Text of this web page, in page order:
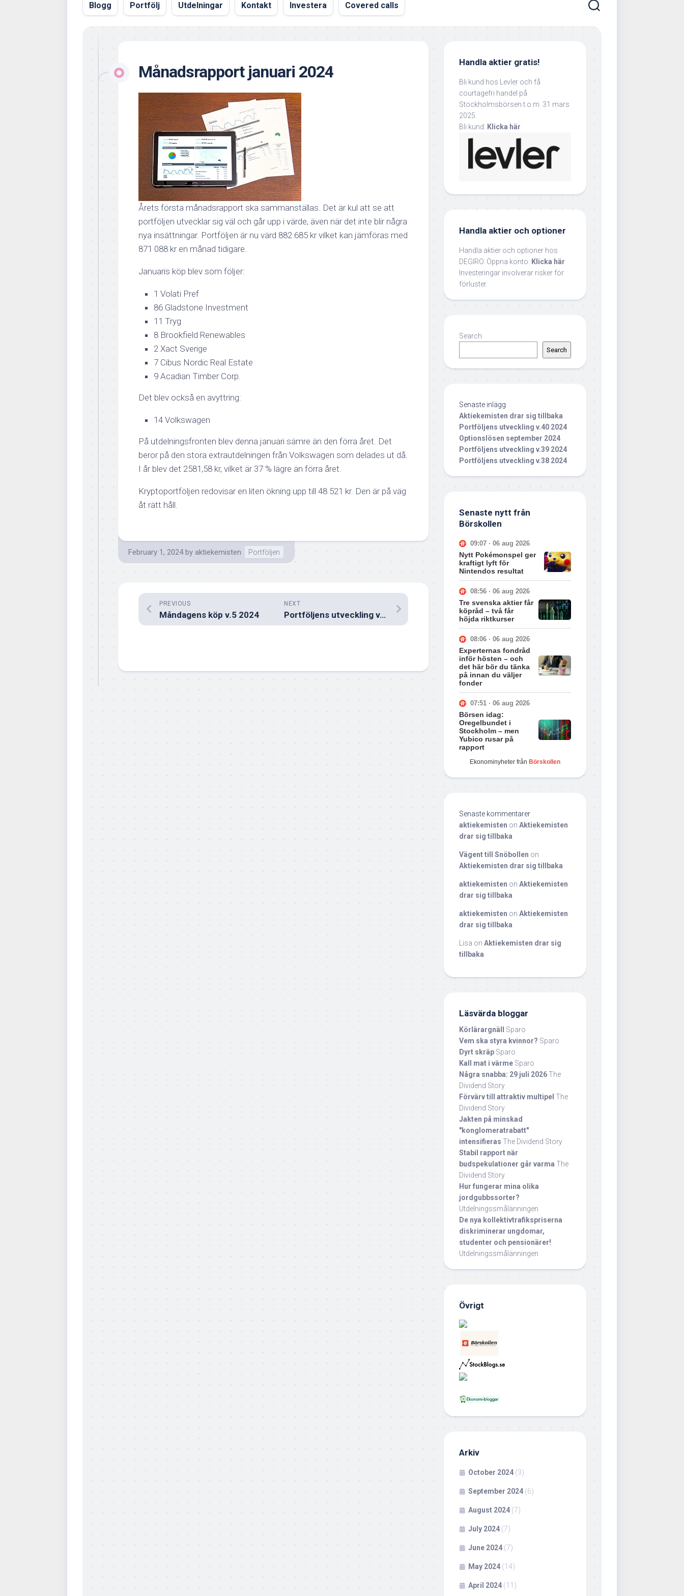
Blogg Portfölj Utdelningar Kontakt Investera Covered calls
Månadsrapport januari 2024
Årets första månadsrapport ska sammanställas. Det är kul att se att
portföljen utvecklar sig väl och går upp i värde, även när det inte blir några
nya insättningar. Portföljen är nu värd 882 685 kr vilket kan jämföras med
871 088 kr en månad tidigare.
Januaris köp blev som följer:
1 Volati Pref
86 Gladstone Investment
11 Tryg
8 Brookfield Renewables
2 Xact Sverige
7 Cibus Nordic Real Estate
9 Acadian Timber Corp.
Det blev också en avyttring:
14 Volkswagen
På utdelningsfronten blev denna januari sämre än den förra året. Det
beror på den stora extrautdelningen från Volkswagen som delades ut då.
I år blev det 2581,58 kr, vilket är 37 % lägre än förra året.
Kryptoportföljen redovisar en liten ökning upp till 48 521 kr. Den är på väg
åt rätt håll.
February 1, 2024 by aktiekemisten Portföljen
NEXT
Portföljens utveckling v.5 2024
PREVIOUS
Måndagens köp v.5 2024
Handla aktier gratis!
Bli kund hos Levler och få
courtagefri handel på
Stockholmsbörsen t.o.m. 31 mars
2025.
Bli kund: Klicka här
Handla aktier och optioner
Handla aktier och optioner hos
DEGIRO. Öppna konto: Klicka här
Investeringar involverar risker för
förluster.
Search
Search
Senaste inlägg
Aktiekemisten drar sig tillbaka
Portföljens utveckling v.40 2024
Optionslösen september 2024
Portföljens utveckling v.39 2024
Portföljens utveckling v.38 2024
Senaste nytt från
Börskollen
09:07 · 06 aug 2026
Nytt Pokémonspel ger
kraftigt lyft för
Nintendos resultat
08:56 · 06 aug 2026
Tre svenska aktier får
köpråd – två får
höjda riktkurser
08:06 · 06 aug 2026
Experternas fondråd
inför hösten – och
det här bör du tänka
på innan du väljer
fonder
07:51 · 06 aug 2026
Börsen idag:
Oregelbundet i
Stockholm – men
Yubico rusar på
rapport
Ekonominyheter från Börskollen
Senaste kommentarer
aktiekemisten on Aktiekemisten
drar sig tillbaka
Vägent till Snöbollen on
Aktiekemisten drar sig tillbaka
aktiekemisten on Aktiekemisten
drar sig tillbaka
aktiekemisten on Aktiekemisten
drar sig tillbaka
Lisa on Aktiekemisten drar sig
tillbaka
Läsvärda bloggar
Körlärargnäll Sparo
Vem ska styra kvinnor? Sparo
Dyrt skräp Sparo
Kall mat i värme Sparo
Några snabba: 29 juli 2026The
Dividend Story
Förvärv till attraktiv multipel The
Dividend Story
Jakten på minskad
"konglomeratrabatt"
intensifieras The Dividend Story
Stabil rapport när
budspekulationer går varma The
Dividend Story
Hur fungerar mina olika
jordgubbssorter?
Utdelningssmålänningen
De nya kollektivtrafikspriserna
diskriminerar ungdomar,
studenter och pensionärer!
Utdelningssmålänningen
Övrigt
Arkiv
October 2024 (3)
September 2024 (6)
August 2024 (7)
July 2024 (7)
June 2024 (7)
May 2024 (14)
April 2024 (11)